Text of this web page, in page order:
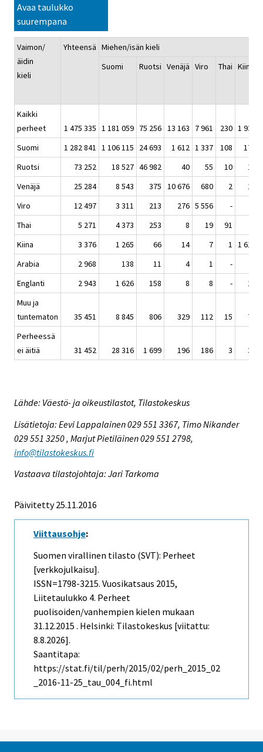
Avaa taulukko
suurempana
Vaimon/
äidin
kieli
Yhteensä Miehen/isän kieli
Suomi
Ruotsi Venäjä Viro Thai Kiina
Kaikki
perheet
1 475 335 1 181 059 75 256 13 163 7 961 230 1 934
Suomi
1 282 841 1 106 115 24 693 1 612 1 337 108
173
Ruotsi
73 252 18 527 46 982 40 55 10
11
Venäjä
25 284 8 543 375 10 676 680 2
10
Viro
12 497 3 311 213 276 5 556 -
Thai
5 271 4 373 253 8 19 91
Kiina
3 376 1 265 66 14 7 1 1 615
Arabia
2 968 138 11 4 1 -
Englanti
2 943 1 626 158 8 8 -
11
Muu ja
tuntematon
35 451 8 845 806 329 112 15
79
Perheessä
ei äitiä
31 452 28 316 1 699 196 186 3 31
Lähde: Väestö- ja oikeustilastot, Tilastokeskus
Lisätietoja: Eevi Lappalainen 029 551 3367, Timo Nikander
029 551 3250 , Marjut Pietiläinen 029 551 2798,
info@tilastokeskus.fi
Vastaava tilastojohtaja: Jari Tarkoma
Päivitetty 25.11.2016
Viittausohje:
Suomen virallinen tilasto (SVT): Perheet
[verkkojulkaisu].
ISSN=1798-3215. Vuosikatsaus 2015,
Liitetaulukko 4. Perheet
puolisoiden/vanhempien kielen mukaan
31.12.2015 . Helsinki: Tilastokeskus [viitattu:
8.8.2026].
Saantitapa:
https://stat.fi/til/perh/2015/02/perh_2015_02
_2016-11-25_tau_004_fi.html